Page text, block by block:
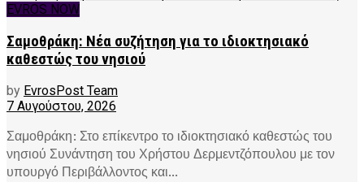
EVROS NOW
Σαμοθράκη: Νέα συζήτηση για το ιδιοκτησιακό
καθεστώς του νησιού
by EvrosPost Team
7 Αυγούστου, 2026
Σαμοθράκη: Στο επίκεντρο το ιδιοκτησιακό καθεστώς του
νησιού Συνάντηση του Χρήστου Δερμεντζόπουλου με τον
υπουργό Περιβάλλοντος και...